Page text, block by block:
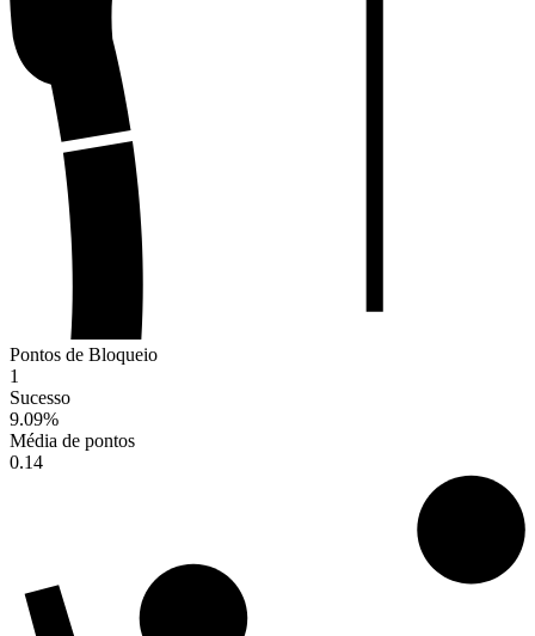
Pontos de Bloqueio
1
Sucesso
9.09%
Média de pontos
0.14